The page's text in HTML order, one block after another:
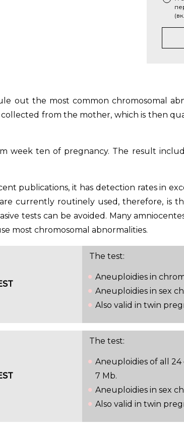
out the most common chromosomal
from the mother, which is then
week ten of pregnancy. The result
publications, it has detection rates in
currently routinely used, therefore, is
tests can be avoided. Many
most chromosomal abnormalities.
The test:
Aneuploidies in
Aneuploidies in sex
Also valid in twin
The test:
Aneuploidies of all
7 Mb.
Aneuploidies in sex
Also valid in twin